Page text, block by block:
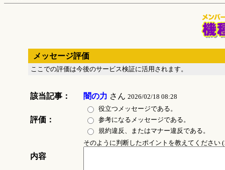
メッセージ評価
ここでの評価は今後のサービス検証に活用されます。
該当記事： 闇の力 さん 2026/02/18 08:28
評価：
役立つメッセージである。
参考になるメッセージである。
規約違反、またはマナー違反である。
内容
そのように判断したポイントを教えてください